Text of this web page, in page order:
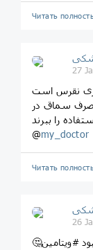
Читать
27
مصرف سماق در
را ببرند
@my_doctor
Читать
26
🤔علت خشکی پوست کمبود #ویتامین_A ،این ویتامین که